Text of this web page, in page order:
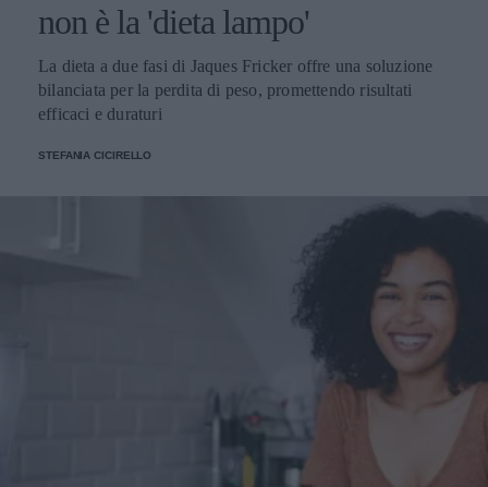
non è la 'dieta lampo'
La dieta a due fasi di Jaques Fricker offre una soluzione
bilanciata per la perdita di peso, promettendo risultati
efficaci e duraturi
STEFANIA CICIRELLO